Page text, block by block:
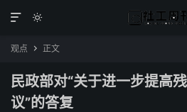


观点  正文
民政部对“关于进一步提高
议”的答复